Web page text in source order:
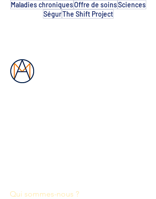
Maladies chroniquesOffre de soinsSciences
SégurThe Shift Project
Qui sommes-nous ?